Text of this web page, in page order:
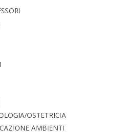
OSTETRICIA
AMBIENTI